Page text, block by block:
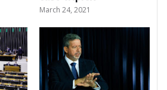
March 24, 2021